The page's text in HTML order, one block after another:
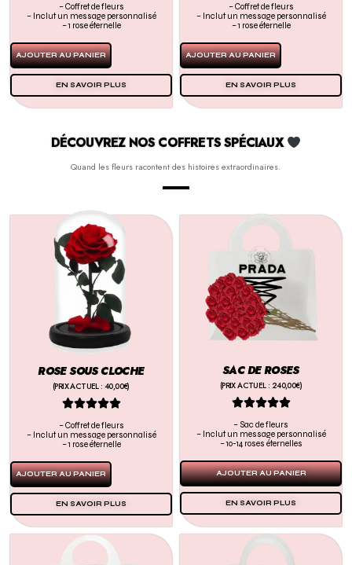
– Coffret de fleurs
– Inclut un message personnalisé
– 1 rose éternelle
AJOUTER AU PANIER
EN SAVOIR PLUS
– Coffret de fleurs
– Inclut un message personnalisé
– 1 rose éternelle
AJOUTER AU PANIER
EN SAVOIR PLUS
DÉCOUVREZ NOS COFFRETS SPÉCIAUX
Quand les fleurs racontent des histoires extraordinaires.
ROSE SOUS CLOCHE
(PRIX ACTUEL : 40,00€)

– Coffret de fleurs
– Inclut un message personnalisé
– 1 rose éternelle
AJOUTER AU PANIER
EN SAVOIR PLUS
SAC DE ROSES
(PRIX ACTUEL : 240,00€)

– Sac de fleurs
– Inclut un message personnalisé
– 10-14 roses éternelles
AJOUTER AU PANIER
EN SAVOIR PLUS